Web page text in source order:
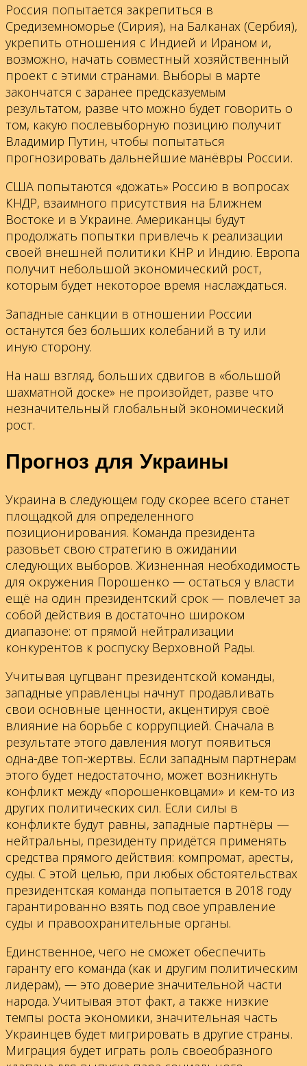
Россия попытается закрепиться в
Средиземноморье (Сирия), на Балканах (Сербия),
укрепить отношения с Индией и Ираном и,
возможно, начать совместный хозяйственный
проект с этими странами. Выборы в марте
закончатся с заранее предсказуемым
результатом, разве что можно будет говорить о
том, какую послевыборную позицию получит
Владимир Путин, чтобы попытаться
прогнозировать дальнейшие манёвры России.
США попытаются «дожать» Россию в вопросах
КНДР, взаимного присутствия на Ближнем
Востоке и в Украине. Американцы будут
продолжать попытки привлечь к реализации
своей внешней политики КНР и Индию. Европа
получит небольшой экономический рост,
которым будет некоторое время наслаждаться.
Западные санкции в отношении России
останутся без больших колебаний в ту или
иную сторону.
На наш взгляд, больших сдвигов в «большой
шахматной доске» не произойдет, разве что
незначительный глобальный экономический
рост.
Прогноз для Украины
Украина в следующем году скорее всего станет
площадкой для определенного
позиционирования. Команда президента
разовьет свою стратегию в ожидании
следующих выборов. Жизненная необходимость
для окружения Порошенко — остаться у власти
ещё на один президентский срок — повлечет за
собой действия в достаточно широком
диапазоне: от прямой нейтрализации
конкурентов к роспуску Верховной Рады.
Учитывая цугцванг президентской команды,
западные управленцы начнут продавливать
свои основные ценности, акцентируя своё
влияние на борьбе с коррупцией. Сначала в
результате этого давления могут появиться
одна-две топ-жертвы. Если западным партнерам
этого будет недостаточно, может возникнуть
конфликт между «порошенковцами» и кем-то из
других политических сил. Если силы в
конфликте будут равны, западные партнёры —
нейтральны, президенту придётся применять
средства прямого действия: компромат, аресты,
суды. С этой целью, при любых обстоятельствах
президентская команда попытается в 2018 году
гарантированно взять под свое управление
суды и правоохранительные органы.
Единственное, чего не сможет обеспечить
гаранту его команда (как и другим политическим
лидерам), — это доверие значительной части
народа. Учитывая этот факт, а также низкие
темпы роста экономики, значительная часть
Украинцев будет мигрировать в другие страны.
Миграция будет играть роль своеобразного